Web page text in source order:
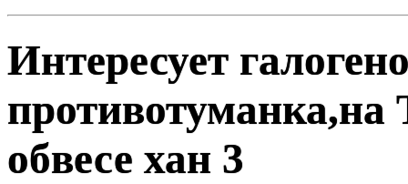
Интересует
противотуманка,на
обвесе хан 3